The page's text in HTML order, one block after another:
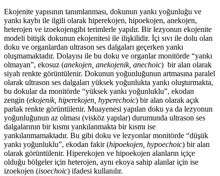
Ekojenite yapısının tanımlanması, dokunun yankı yoğunluğu ve
yankı kaybı ile ilgili olarak hiperekojen, hipoekojen, anekojen,
heterojen ve izoekojengibi terimlerle yapılır. Bir lezyonun ekojenite
modeli bitişik dokunun ekojenitesi ile ilişkilidir. İçi sıvı ile dolu olan
doku ve organlardan ultrason ses dalgaları geçerken yankı
oluşmamaktadır. Dolayısı ile bu doku ve organlar monitörde “yankı
olmayan”, ekosuz (anekojen, anekojenik, anechoic) bir alan olarak
siyah renkte görüntülenir. Dokunun yoğunluğunun artmasına paralel
olarak ultrason ses dalgaları yüksek yoğunlukta yankı oluşturmakta,
bu dokular da monitörde “yüksek yankı yoğunluklu”, ekodan
zengin (ekojenik, hiperekojen, hyperechoic) bir alan olarak açık
parlak renkte görüntülenir. Muayenesi yapılan doku ya da lezyonun
yoğunluğunun az olması (visköz yapılar) durumunda ultrason ses
dalgalarının bir kısmı yankılanmakta bir kısmı ise
yankılanmamaktadır. Bu gibi doku ve lezyonlar monitörde “düşük
yankı yoğunluklu”, ekodan fakir (hipoekojen, hypoechoic) bir alan
olarak görüntülenir. Hiperekojen ve hipoekojen alanların içiçe
olduğu bölgeler için heterojen, aynı ekoya sahip alanlar için ise
izoekojen (isoechoic) ifadesi kullanılır.